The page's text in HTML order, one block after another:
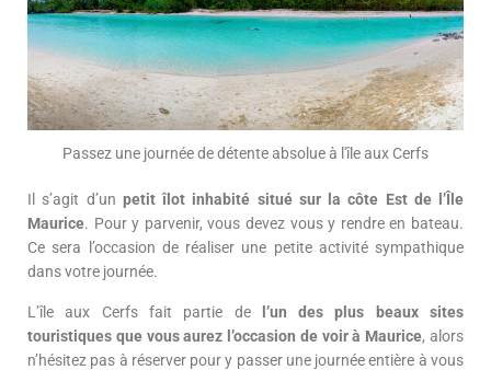
Passez une journée de détente absolue à l'île aux Cerfs
Il s’agit d’un petit îlot inhabité situé sur la côte Est de l’Île
Maurice. Pour y parvenir, vous devez vous y rendre en bateau.
Ce sera l’occasion de réaliser une petite activité sympathique
dans votre journée.
L’île aux Cerfs fait partie de
l’un des plus beaux sites
touristiques que vous aurez l’occasion de voir à Maurice, alors
n’hésitez pas à réserver pour y passer une journée entière à vous